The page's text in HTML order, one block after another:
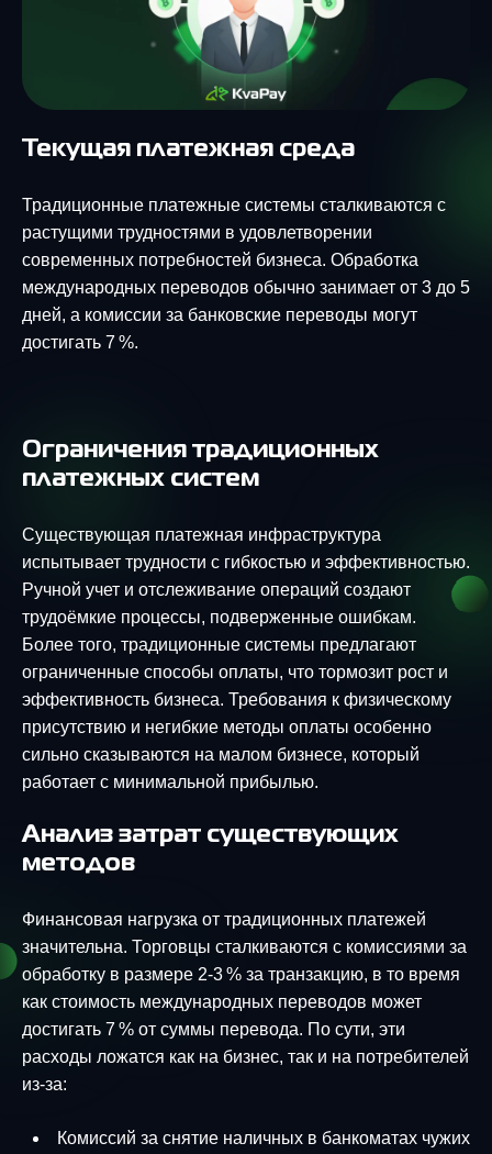
Текущая платежная среда
Традиционные платежные системы сталкиваются с
растущими трудностями в удовлетворении
современных потребностей бизнеса. Обработка
международных переводов обычно занимает от 3 до 5
дней, а комиссии за банковские переводы могут
достигать 7 %.
Ограничения традиционных
платежных систем
Существующая платежная инфраструктура
испытывает трудности с гибкостью и эффективностью.
Ручной учет и отслеживание операций создают
трудоёмкие процессы, подверженные ошибкам.
Более того, традиционные системы предлагают
ограниченные способы оплаты, что тормозит рост и
эффективность бизнеса. Требования к физическому
присутствию и негибкие методы оплаты особенно
сильно сказываются на малом бизнесе, который
работает с минимальной прибылью.
Анализ затрат существующих
методов
Финансовая нагрузка от традиционных платежей
значительна. Торговцы сталкиваются с комиссиями за
обработку в размере 2-3 % за транзакцию, в то время
как стоимость международных переводов может
достигать 7 % от суммы перевода. По сути, эти
расходы ложатся как на бизнес, так и на потребителей
из-за:
Комиссий за снятие наличных в банкоматах чужих